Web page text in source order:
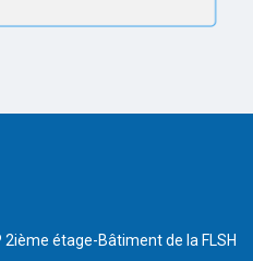
2ième étage-Bâtiment de la FLSH